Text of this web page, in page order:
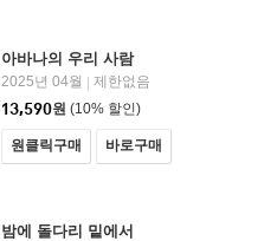
아바나의 우리 사람
2025년 04월 | 제한없음
13,590원 (10% 할인)
원클릭구매 바로구매
밤에 돌다리 밑에서